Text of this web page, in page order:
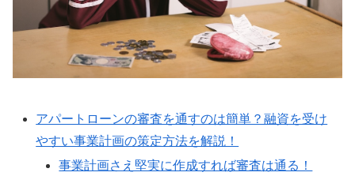
アパートローンの審査を通すのは簡単？融資を受け
やすい事業計画の策定方法を解説！
事業計画さえ堅実に作成すれば審査は通る！